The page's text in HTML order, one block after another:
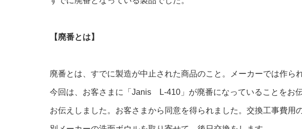
【廃番とは】
廃番とは、すでに製造が中止された商品のこと。メーカーでは作ら
今回は、お客さまに「Janis L-410」が廃番になっていることをお
お伝えしました。お客さまから同意を得られました。交換工事費用